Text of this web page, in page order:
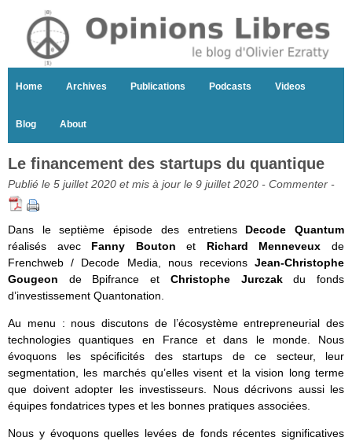
Home Archives Publications Podcasts Videos
Blog About
Le financement des startups du quantique
Publié le 5 juillet 2020 et mis à jour le 9 juillet 2020 - Commenter -
Dans le septième épisode des entretiens Decode Quantum
réalisés avec Fanny Bouton et Richard Menneveux de
Frenchweb / Decode Media, nous recevions Jean-Christophe
Gougeon de Bpifrance et Christophe Jurczakdu fonds
d’investissement Quantonation.
Au menu : nous discutons de l’écosystème entrepreneurial des
technologies quantiques en France et dans le monde. Nous
évoquons les spécificités des startups de ce secteur, leur
segmentation, les marchés qu’elles visent et la vision long terme
que doivent adopter les investisseurs. Nous décrivons aussi les
équipes fondatrices types et les bonnes pratiques associées.
Nous y évoquons quelles levées de fonds récentes significatives